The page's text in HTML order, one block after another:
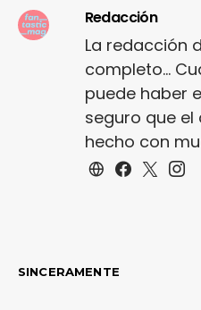
Redacción
La redacción
completo...
puede haber
seguro que el
hecho con
SINCERAMENTE